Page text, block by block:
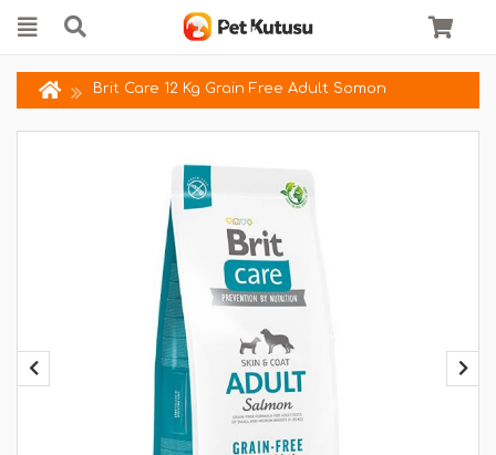
Brit Care 12 Kg Grain Free Adult Somon